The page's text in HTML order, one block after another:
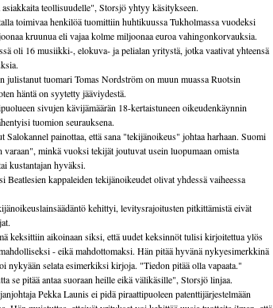
teollisuudelle", Storsjö yhtyy käsitykseen.
toimivaa henkilöä tuomittiin huhtikuussa Tukholmassa vuodeksi
kruunua eli vajaa kolme miljoonaa euroa vahingonkorvauksia.
oli 16 musiikki-, elokuva- ja pelialan yritystä, jotka vaativat yhteensä
julistanut tuomari Tomas Nordström on muun muassa Ruotsin
häntä on syytetty jääviydestä.
sivujen kävijämäärän 18-kertaistuneen oikeudenkäynnin
tuomion seurauksena.
painottaa, että sana "tekijänoikeus" johtaa harhaan. Suomi
minkä vuoksi tekijät joutuvat usein luopumaan omista
kustantajan hyväksi.
Beatlesien kappaleiden tekijänoikeudet olivat yhdessä vaiheessa
kehittyi, levitysrajoitusten pitkittämistä eivät
keksittiin aikoinaan siksi, että uudet keksinnöt tulisi kirjoitettua ylös
- eikä mahdottomaksi. Hän pitää hyvänä nykyesimerkkinä
nykyään selata esimerkiksi kirjoja. "Tiedon pitää olla vapaata."
se pitää antaa suoraan heille eikä välikäsille", Storsjö linjaa.
Pekka Launis ei pidä piraattipuoleen patenttijärjestelmään